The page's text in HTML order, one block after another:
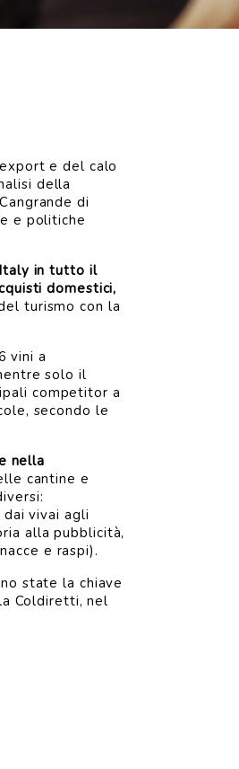
e del calo
della
di
e politiche
in tutto il
domestici,
turismo con la
vini a
solo il
competitor a
secondo le
nella
cantine e
vivai agli
alla pubblicità,
e raspi).
state la chiave
Coldiretti, nel